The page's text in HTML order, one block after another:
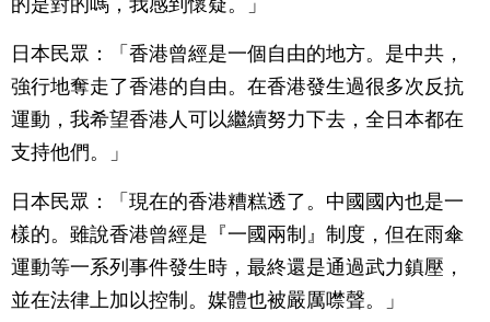
的是對的嗎，我感到懷疑。」
日本民眾：「香港曾經是一個自由的地方。是中共，
強行地奪走了香港的自由。在香港發生過很多次反抗
運動，我希望香港人可以繼續努力下去，全日本都在
支持他們。」
日本民眾：「現在的香港糟糕透了。中國國內也是一
樣的。雖說香港曾經是『一國兩制』制度，但在雨傘
運動等一系列事件發生時，最終還是通過武力鎮壓，
並在法律上加以控制。媒體也被嚴厲噤聲。」